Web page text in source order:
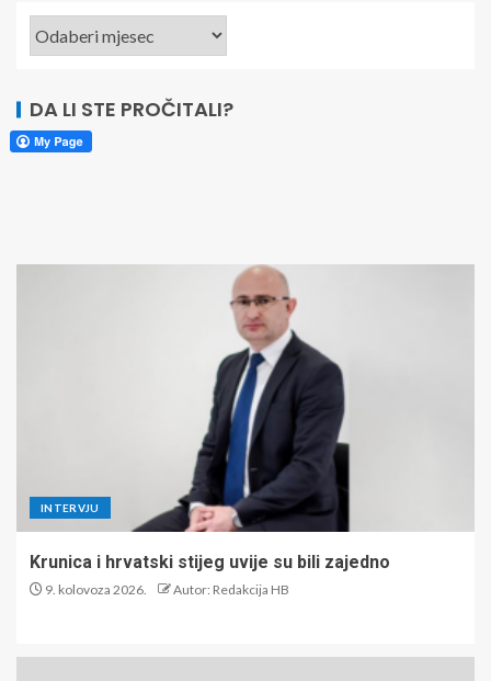
DA LI STE PROČITALI?
INTERVJU
Krunica i hrvatski stijeg uvije su bili zajedno
9. kolovoza 2026. Autor: Redakcija HB